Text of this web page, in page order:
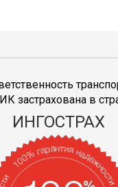
застрахована в
ИНГОСТРАХ